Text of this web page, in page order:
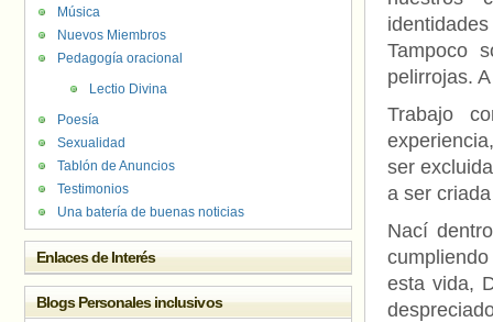
Tampoco
pelirrojas.
Trabajo
ser
a ser
Nací
esta vida,
Música
Nuevos Miembros
Pedagogía oracional
Lectio Divina
Poesía
Sexualidad
Tablón de Anuncios
Testimonios
Una batería de buenas noticias
Enlaces de Interés
Blogs Personales inclusivos